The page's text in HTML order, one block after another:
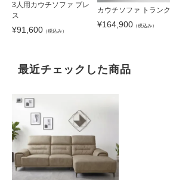
3人用カウチソファ ブレ
ス
¥91,600 （税込み）
カウチソファ トランク
¥164,900 （税込み）
最近チェックした商品